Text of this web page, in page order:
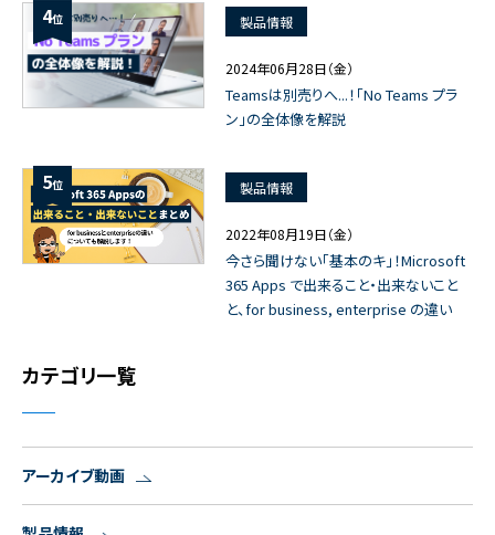
4位 製品情報
2024年06月28日（金）
Teamsは別売りへ...！「No Teams プラ
ン」の全体像を解説
5位 製品情報
2022年08月19日（金）
今さら聞けない「基本のキ」！Microsoft
365 Apps で出来ること・出来ないこと
と、for business, enterprise の違い
カテゴリ一覧
アーカイブ動画